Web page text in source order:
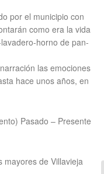
por el municipio con
como era la vida
horno de pan-
las emociones
hace unos años, en
Pasado – Presente
mayores de Villavieja